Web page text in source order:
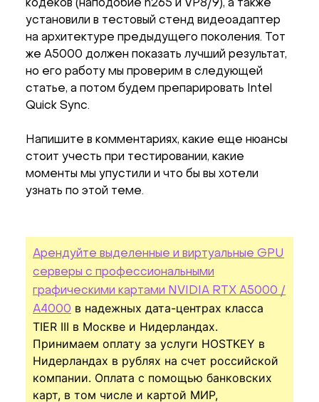
кодеков (наподобие h265 и VP8/9), а также
установили в тестовый стенд видеоадаптер
на архитектуре предыдущего поколения. Тот
же A5000 должен показать лучший результат,
но его работу мы проверим в следующей
статье, а потом будем препарировать Intel
Quick Sync.
Напишите в комментариях, какие еще нюансы
стоит учесть при тестировании, какие
моменты мы упустили и что бы вы хотели
узнать по этой теме.
Арендуйте выделенные и виртуальные GPU
серверы с профессиональными
графическими картами NVIDIA RTX A5000 /
A4000 в надежных дата-центрах класса
TIER III в Москве и Нидерландах.
Принимаем оплату за услуги HOSTKEY в
Нидерландах в рублях на счет российской
компании. Оплата с помощью банковских
карт, в том числе и картой МИР,